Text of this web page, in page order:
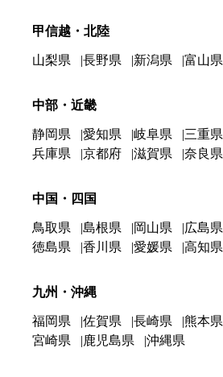
甲信越・北陸
山梨県 長野県 新潟県 富山県
中部・近畿
静岡県 愛知県 岐阜県 三重県
兵庫県
京都府 滋賀県 奈良県
中国・四国
鳥取県 島根県 岡山県 広島県
徳島県
香川県 愛媛県 高知県
九州・沖縄
福岡県 佐賀県 長崎県 熊本県
宮崎県
鹿児島県 沖縄県